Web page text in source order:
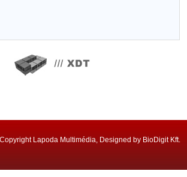
Lapoda Multimédia, Designed by BioDigit Kft.